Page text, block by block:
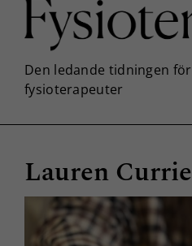
innehållet
Lauren Currie